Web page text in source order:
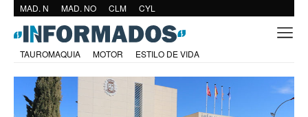
MAD. N MAD. NO CLM CYL
TAUROMAQUIA MOTOR ESTILO DE VIDA